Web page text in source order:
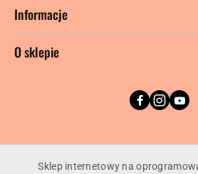
Informacje
O sklepie
Sklep internetowy na